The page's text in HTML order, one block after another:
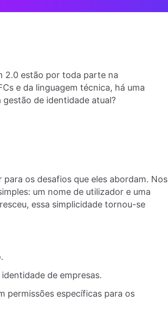
2.0 estão por toda parte na
e da linguagem técnica, há uma
de identidade atual?
os desafios que eles abordam. Nos
um nome de utilizador e uma
essa simplicidade tornou-se
de empresas.
permissões específicas para os